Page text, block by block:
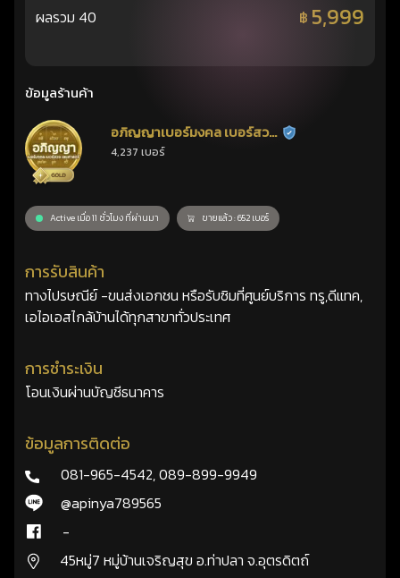
ผลรวม 40 ฿ 5,999
ข้อมูลร้านค้า
อภิญญาเบอร์มงคล เบอร์สวย
เลขศาสตร์
ร้านยืนยันแล้ว
4,237 เบอร์
Active เมื่อ 11 ชั่วโมง ที่ผ่านมา ขายแล้ว : 652 เบอร์
การรับสินค้า
ทางไปรษณีย์ -ขนส่งเอกชน หรือรับซิมที่ศูนย์บริการ ทรู,ดีแทค,
เอไอเอสไกล้บ้านได้ทุกสาขาทั่วประเทศ
การชำระเงิน
โอนเงินผ่านบัญชีธนาคาร
ข้อมูลการติดต่อ
081-965-4542,089-899-9949
@apinya789565
-
45หมู่7 หมู่บ้านเจริญสุข อ.ท่าปลา จ.อุตรดิตถ์